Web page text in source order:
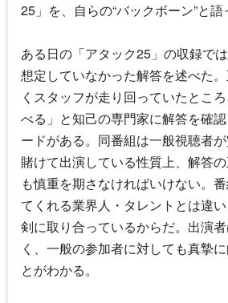
25」を、自らの“バックボーン”と語
ある日の「アタック25」の収録で
想定していなかった解答を述べた
くスタッフが走り回っていたとこ
べる」と知己の専門家に解答を確
ードがある。同番組は一般視聴者
賭けて出演している性質上、解答
も慎重を期さなければいけない。
てくれる業界人・タレントとは違
剣に取り合っているからだ。出演
く、一般の参加者に対しても真摯
とがわかる。